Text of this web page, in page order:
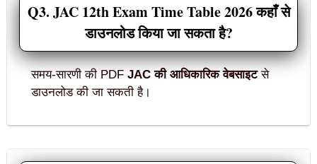
Q3. JAC 12th Exam Time Table 2026 कहाँ से
डाउनलोड किया जा सकता है?
समय-सारणी की PDF JAC की आधिकारिक वेबसाइटसे
डाउनलोड की जा सकती है।